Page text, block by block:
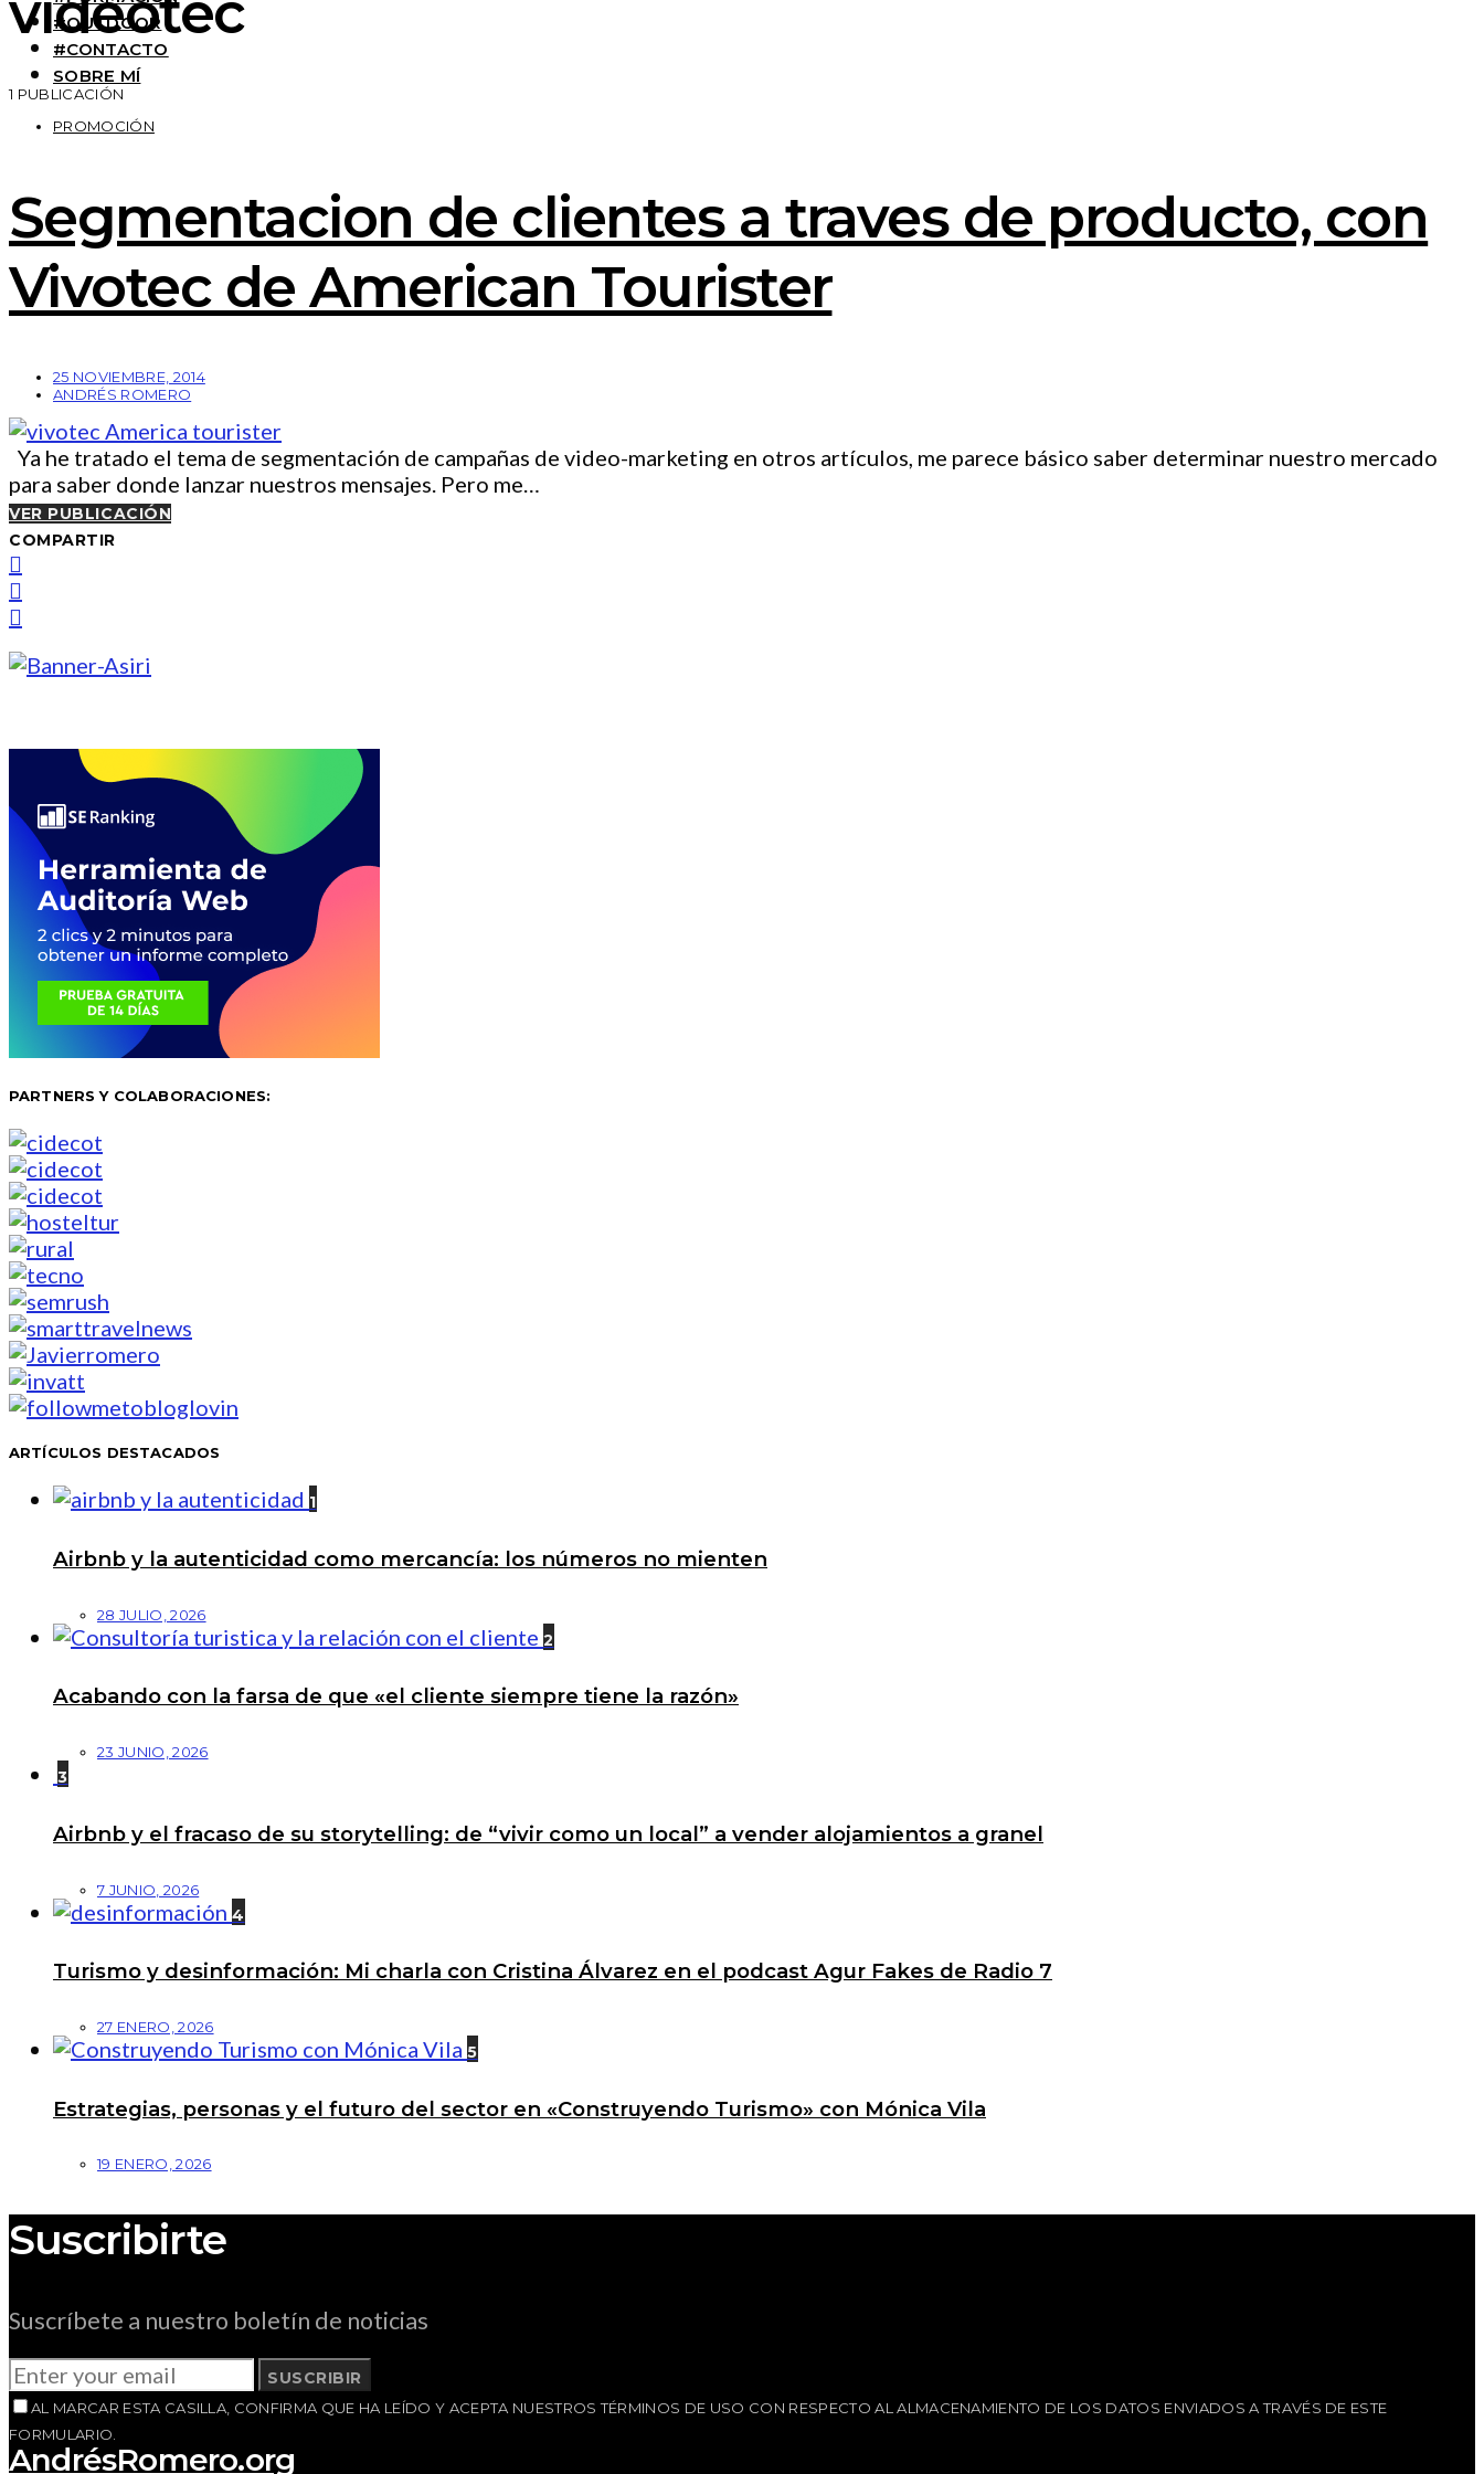
#OUTDOOR
#CONTACTO
SOBRE MÍ
1 PUBLICACIÓN
PROMOCIÓN
Segmentacion de clientes a traves de producto, con
Vivotec de American Tourister
25 NOVIEMBRE, 2014
ANDRÉS ROMERO
Ya he tratado el tema de segmentación de campañas de video-marketing en otros artículos, me parece básico saber determinar nuestro mercado
para saber donde lanzar nuestros mensajes. Pero me…
VER PUBLICACIÓN
COMPARTIR
PARTNERS Y COLABORACIONES:
ARTÍCULOS DESTACADOS
1
Airbnb y la autenticidad como mercancía: los números no mienten
28 JULIO, 2026
2
Acabando con la farsa de que «el cliente siempre tiene la razón»
23 JUNIO, 2026
3
Airbnb y el fracaso de su storytelling: de “vivir como un local” a vender alojamientos a granel
7 JUNIO, 2026
4
Turismo y desinformación: Mi charla con Cristina Álvarez en el podcast Agur Fakes de Radio 7
27 ENERO, 2026
5
Estrategias, personas y el futuro del sector en «Construyendo Turismo» con Mónica Vila
19 ENERO, 2026
Suscribirte
Suscríbete a nuestro boletín de noticias
SUSCRIBIR
AL MARCAR ESTA CASILLA, CONFIRMA QUE HA LEÍDO Y ACEPTA NUESTROS TÉRMINOS DE USO CON RESPECTO AL ALMACENAMIENTO DE LOS DATOS ENVIADOS A TRAVÉS DE ESTE
FORMULARIO.
AndrésRomero.org